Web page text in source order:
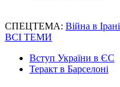
СПЕЦТЕМА: Війна в Ірані
ВСІ ТЕМИ
Вступ України в ЄС
Теракт в Барселоні